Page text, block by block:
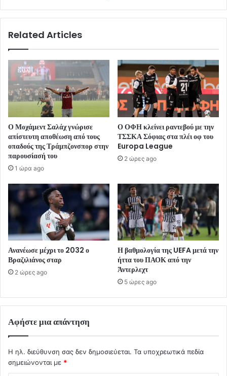
Related Articles
Ο Μοχάμεντ Σαλάχ γνώρισε
απίστευτη αποθέωση από τους
οπαδούς της Τράμπζονσπορ στην
παρουσίασή του
1 ώρα ago
Ο ΟΦΗ κλείνει ραντεβού με την
ΤΣΣΚΑ Σόφιας στα πλέι οφ του
Europa League
2 ώρες ago
Ανανέωσε μέχρι το 2032 ο
Βραζιλιάνος σταρ
2 ώρες ago
Η βαθμολογία της UEFA μετά την
ήττα του ΠΑΟΚ από την
Άντερλεχτ
5 ώρες ago
Αφήστε μια απάντηση
Η ηλ. διεύθυνση σας δεν δημοσιεύεται. Τα υποχρεωτικά πεδία
σημειώνονται με *